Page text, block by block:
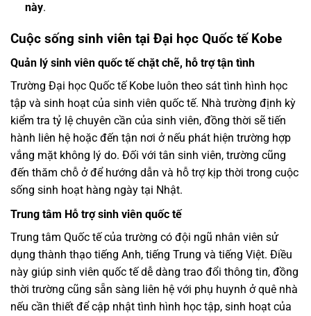
này.
Cuộc sống sinh viên tại Đại học Quốc tế Kobe
Quản lý sinh viên quốc tế chặt chẽ, hỗ trợ tận tình
Trường Đại học Quốc tế Kobe luôn theo sát tình hình học
tập và sinh hoạt của sinh viên quốc tế. Nhà trường định kỳ
kiểm tra tỷ lệ chuyên cần của sinh viên, đồng thời sẽ tiến
hành liên hệ hoặc đến tận nơi ở nếu phát hiện trường hợp
vắng mặt không lý do. Đối với tân sinh viên, trường cũng
đến thăm chỗ ở để hướng dẫn và hỗ trợ kịp thời trong cuộc
sống sinh hoạt hàng ngày tại Nhật.
Trung tâm Hỗ trợ sinh viên quốc tế
Trung tâm Quốc tế của trường có đội ngũ nhân viên sử
dụng thành thạo tiếng Anh, tiếng Trung và tiếng Việt. Điều
này giúp sinh viên quốc tế dễ dàng trao đổi thông tin, đồng
thời trường cũng sẵn sàng liên hệ với phụ huynh ở quê nhà
nếu cần thiết để cập nhật tình hình học tập, sinh hoạt của